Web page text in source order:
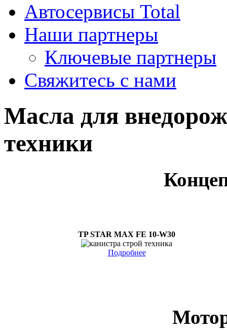
Автосервисы Total
Наши партнеры
Ключевые партнеры
Свяжитесь с нами
Масла для
техники
TP STAR MAX FE 10-W30
Подробнее